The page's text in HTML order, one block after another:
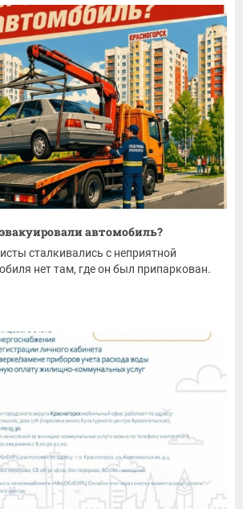
автомобиль?
сталкивались с неприятной
нет там, где он был припаркован.